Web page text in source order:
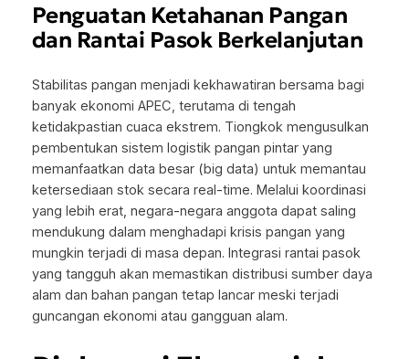
Penguatan Ketahanan Pangan
dan Rantai Pasok Berkelanjutan
Stabilitas pangan menjadi kekhawatiran bersama bagi
banyak ekonomi APEC, terutama di tengah
ketidakpastian cuaca ekstrem. Tiongkok mengusulkan
pembentukan sistem logistik pangan pintar yang
memanfaatkan data besar (big data) untuk memantau
ketersediaan stok secara real-time. Melalui koordinasi
yang lebih erat, negara-negara anggota dapat saling
mendukung dalam menghadapi krisis pangan yang
mungkin terjadi di masa depan. Integrasi rantai pasok
yang tangguh akan memastikan distribusi sumber daya
alam dan bahan pangan tetap lancar meski terjadi
guncangan ekonomi atau gangguan alam.